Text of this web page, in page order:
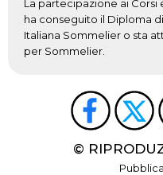
La partecipazione ai Corsi
ha conseguito il Diploma
Italiana Sommelier o sta
per Sommelier.
©